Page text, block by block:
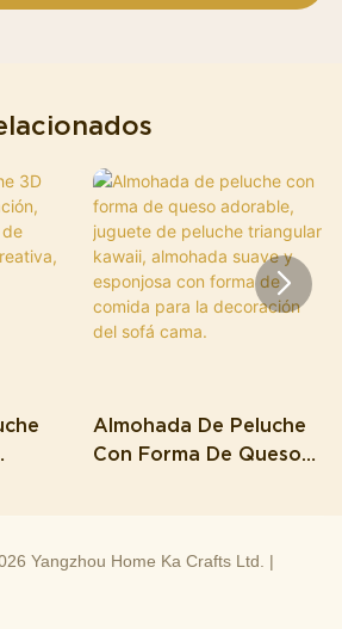
Almohada De Peluche
Con Forma De Queso
Suave Y Esponjosa Con
Yangzhou Home Ka Crafts Ltd. |